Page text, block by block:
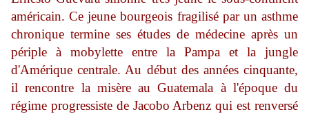
américain. Ce jeune bourgeois fragilisé par un asthme
chronique termine ses études de médecine après un
périple à mobylette entre la Pampa et la jungle
d'Amérique centrale. Au début des années cinquante,
il rencontre la misère au Guatemala à l'époque du
régime progressiste de Jacobo Arbenz qui est renversé